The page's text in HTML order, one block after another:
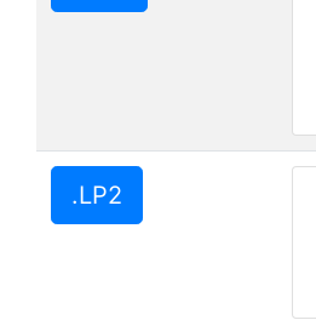
.LP2